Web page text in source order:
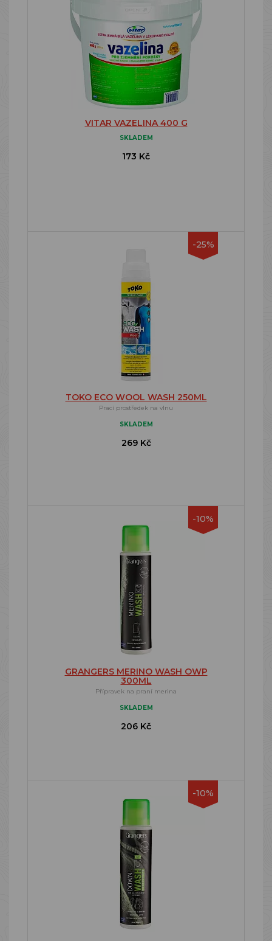
VITAR VAZELINA 400 G
SKLADEM
173 Kč
-25%
TOKO ECO WOOL WASH 250ML
Prací prostředek na vlnu
SKLADEM
269 Kč
-10%
GRANGERS MERINO WASH OWP
300ML
Přípravek na praní merina
SKLADEM
206 Kč
-10%